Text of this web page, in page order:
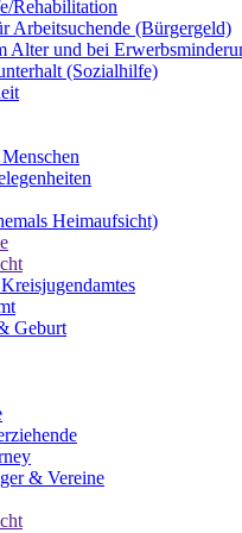
Rehabilitation
Arbeitsuchende (Bürgergeld)
Alter und bei
(Sozialhilfe)
Heimaufsicht)
Geburt
& Vereine